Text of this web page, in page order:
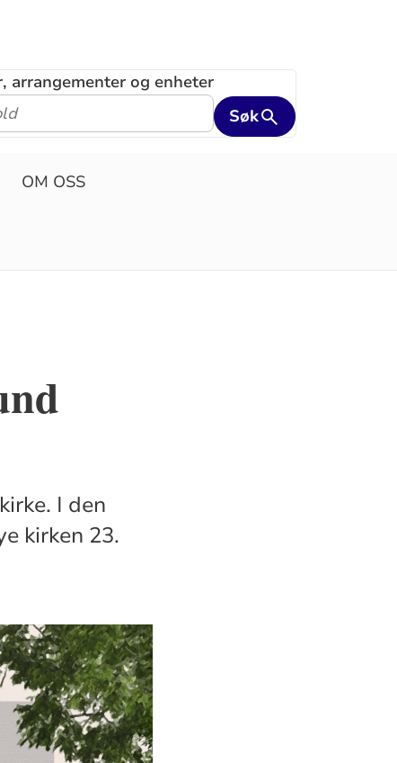
arrangementer og enheter
Søk
OM OSS
I den
kirken 23.